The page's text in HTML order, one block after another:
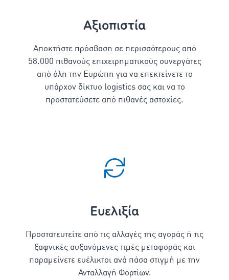
Aξιοπιστία
Αποκτήστε πρόσβαση σε περισσότερους από
58.000 πιθανούς επιχειρηματικούς συνεργάτες
από όλη την Ευρώπη για να επεκτείνετε το
υπάρχον δίκτυο logistics σας και να το
προστατεύσετε από πιθανές αστοχίες.
Eυελιξία
Προστατευτείτε από τις αλλαγές της αγοράς ή τις
ξαφνικές αυξανόμενες τιμές μεταφοράς και
παραμείνετε ευέλικτοι ανά πάσα στιγμή με την
Ανταλλαγή Φορτίων.